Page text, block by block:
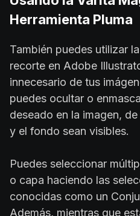
Herramienta Pluma
También puedes utilizar
recorte en Adobe
innecesario de tus
puedes ocultar o
deseado en la imagen,
y el fondo sean visibles.
Puedes seleccionar
o capa haciendo las
conocidas como un
Además, mientras que